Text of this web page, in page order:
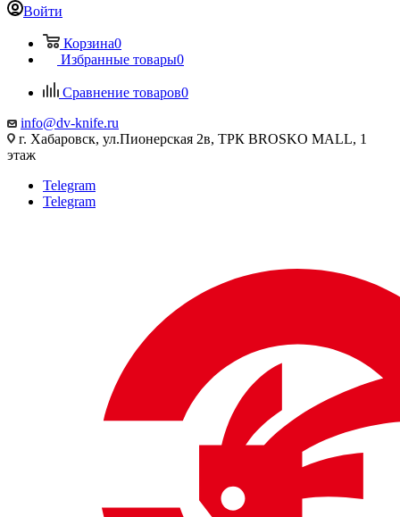
Войти
Корзина0
Избранные товары0
Сравнение товаров0
info@dv-knife.ru
г. Хабаровск, ул.Пионерская 2в, ТРК BROSKO MALL, 1
этаж
Telegram
Telegram